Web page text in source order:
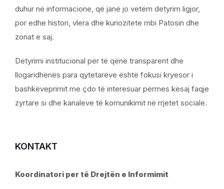
duhur në informacione, që janë jo vetëm detyrim ligjor,
por edhe histori, vlera dhe kuriozitete mbi Patosin dhe
zonat e saj.
Detyrimi institucional për të qënë transparent dhe
llogaridhënës para qytetarëve është fokusi kryesor i
bashkëveprimit me çdo të interesuar përmes kësaj faqje
zyrtare si dhe kanaleve të komunikimit në rrjetet sociale.
KONTAKT
Koordinatori per të Drejtën e Informimit